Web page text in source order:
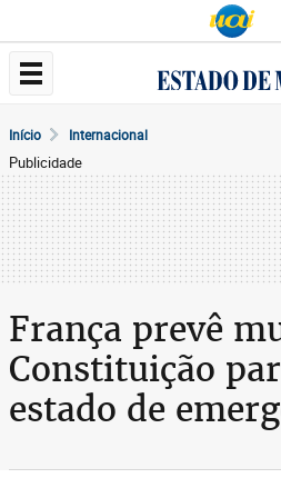
Início Internacional
Publicidade
França prevê
Constituição
estado de